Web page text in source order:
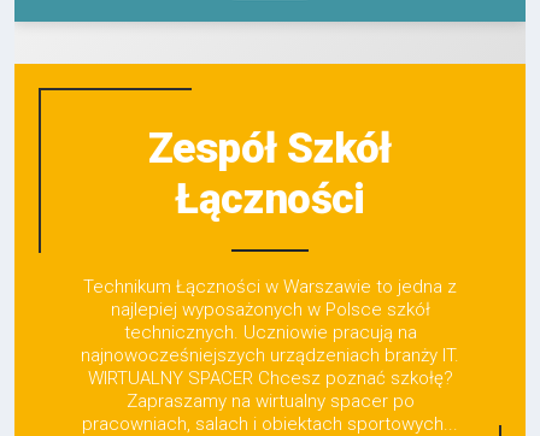
Zespół Szkół
Łączności
Technikum Łączności w Warszawie to jedna z
najlepiej wyposażonych w Polsce szkół
technicznych. Uczniowie pracują na
najnowocześniejszych urządzeniach branży IT.
WIRTUALNY SPACER Chcesz poznać szkołę?
Zapraszamy na wirtualny spacer po
pracowniach, salach i obiektach sportowych...